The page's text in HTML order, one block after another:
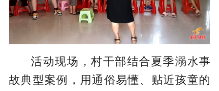
活动现场，村干部结合夏季溺水事
故典型案例，用通俗易懂、贴近孩童的